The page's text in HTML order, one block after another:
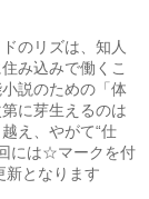
にお読みいただ
ます。読後感の
させていただい
のリズは、知人
み込みで働くこ
説のための「体
に芽生えるのは
え、やがて“仕
には☆マークを付
となります